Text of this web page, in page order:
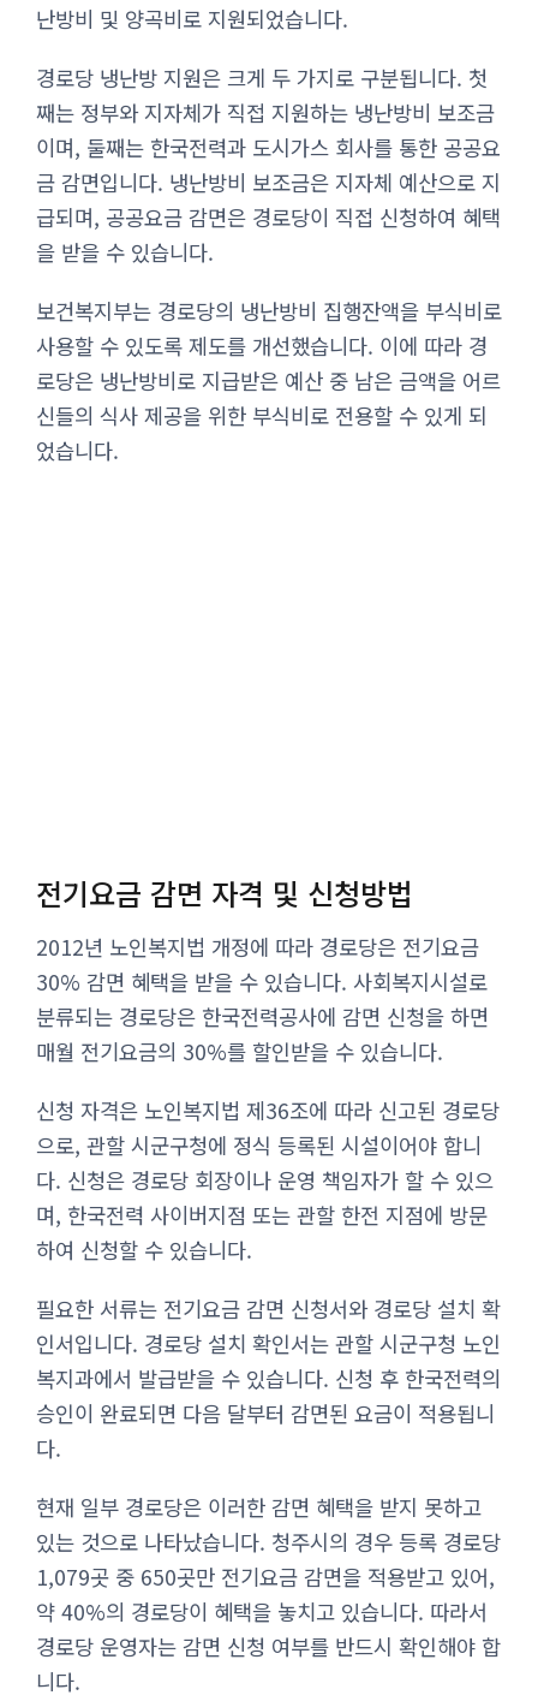
난방비 및 양곡비로 지원되었습니다.
경로당 냉난방 지원은 크게 두 가지로 구분됩니다. 첫
째는 정부와 지자체가 직접 지원하는 냉난방비 보조금
이며, 둘째는 한국전력과 도시가스 회사를 통한 공공요
금 감면입니다. 냉난방비 보조금은 지자체 예산으로 지
급되며, 공공요금 감면은 경로당이 직접 신청하여 혜택
을 받을 수 있습니다.
보건복지부는 경로당의 냉난방비 집행잔액을 부식비로
사용할 수 있도록 제도를 개선했습니다. 이에 따라 경
로당은 냉난방비로 지급받은 예산 중 남은 금액을 어르
신들의 식사 제공을 위한 부식비로 전용할 수 있게 되
었습니다.
전기요금 감면 자격 및 신청방법
2012년 노인복지법 개정에 따라 경로당은 전기요금
30% 감면 혜택을 받을 수 있습니다. 사회복지시설로
분류되는 경로당은 한국전력공사에 감면 신청을 하면
매월 전기요금의 30%를 할인받을 수 있습니다.
신청 자격은 노인복지법 제36조에 따라 신고된 경로당
으로, 관할 시군구청에 정식 등록된 시설이어야 합니
다. 신청은 경로당 회장이나 운영 책임자가 할 수 있으
며, 한국전력 사이버지점 또는 관할 한전 지점에 방문
하여 신청할 수 있습니다.
필요한 서류는 전기요금 감면 신청서와 경로당 설치 확
인서입니다. 경로당 설치 확인서는 관할 시군구청 노인
복지과에서 발급받을 수 있습니다. 신청 후 한국전력의
승인이 완료되면 다음 달부터 감면된 요금이 적용됩니
다.
현재 일부 경로당은 이러한 감면 혜택을 받지 못하고
있는 것으로 나타났습니다. 청주시의 경우 등록 경로당
1,079곳 중 650곳만 전기요금 감면을 적용받고 있어,
약 40%의 경로당이 혜택을 놓치고 있습니다. 따라서
경로당 운영자는 감면 신청 여부를 반드시 확인해야 합
니다.